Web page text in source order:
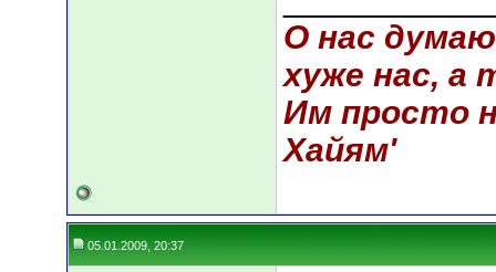
О нас
хуже нас, а
Им просто
Хайям'
05.01.2009, 20:37